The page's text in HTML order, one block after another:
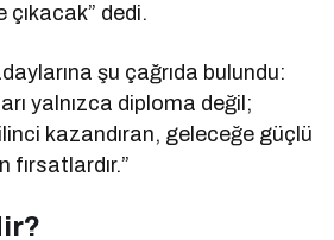
çıkacak” dedi.
şu çağrıda bulundu:
yalnızca diploma değil;
kazandıran, geleceğe güçlü
fırsatlardır.”